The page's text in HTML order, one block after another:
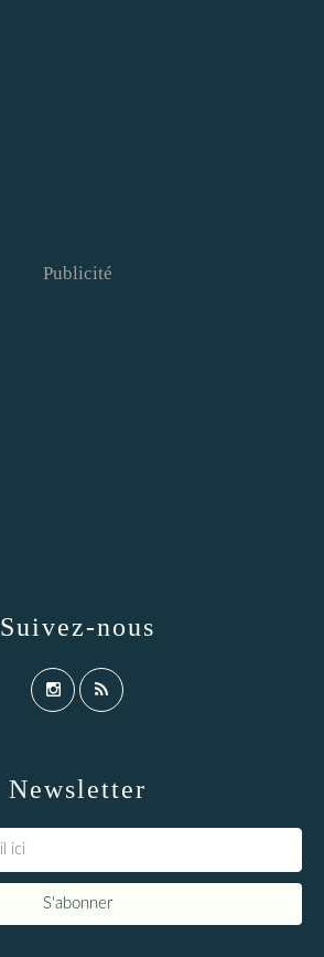
Newsletter
Publicité
Suivez-nous